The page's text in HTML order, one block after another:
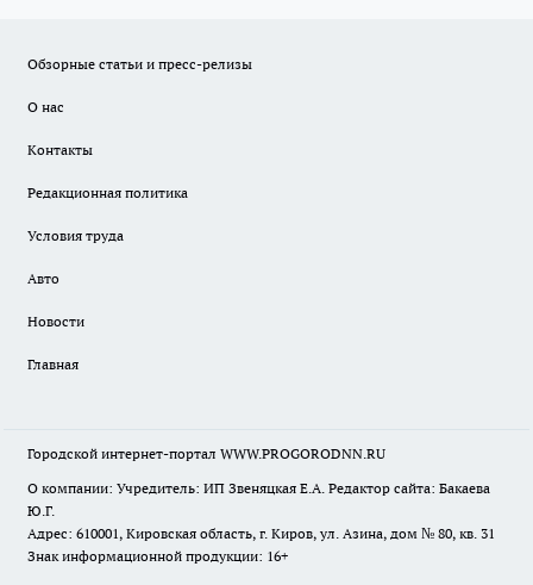
Обзорные статьи и пресс-релизы
О нас
Контакты
Редакционная политика
Условия труда
Авто
Новости
Главная
Городской интернет-портал WWW.PROGORODNN.RU
О компании: Учредитель: ИП Звеняцкая Е.А. Редактор сайта: Бакаева
Ю.Г.
Адрес: 610001, Кировская область, г. Киров, ул. Азина, дом № 80, кв. 31
Знак информационной продукции: 16+